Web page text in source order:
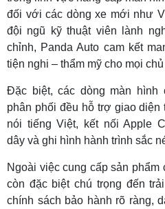
đối với các dòng xe mới như
đội ngũ kỹ thuật viên lành
chỉnh, Panda Auto cam kết
tiện nghi – thẩm mỹ cho mọi chủ
Đặc biệt, các dòng màn hình
phân phối đều hỗ trợ giao diện
nói tiếng Việt, kết nối Apple
dây và ghi hình hành trình sắc
Ngoài việc cung cấp sản
còn đặc biệt chú trọng đến
chính sách bảo hành rõ ràng,